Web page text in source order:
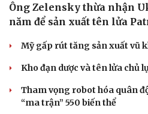
Ông Zelensky thừa nhận
năm để sản xuất tên lửa
Mỹ gấp rút tăng sản xuất vũ
Kho đạn dược và tên lửa chủ
Tham vọng robot hóa quân
“ma trận” 550 biến thể